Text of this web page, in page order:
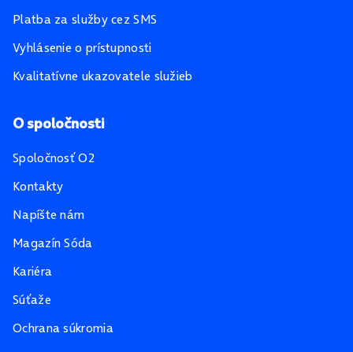
Platba za služby cez SMS
Vyhlásenie o prístupnosti
Kvalitatívne ukazovatele služieb
O spoločnosti
Spoločnosť O2
Kontakty
Napíšte nám
Magazín Sóda
Kariéra
Súťaže
Ochrana súkromia